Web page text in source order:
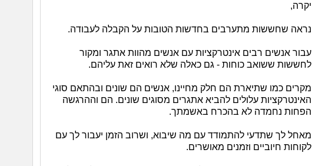
יקרה,
נראה שחששות מתערבים בחדשות הטובות על הקבלה לעבודה.
עבור אנשים רבים אינטרקציות עם אנשים מהוות אתגר ומקור
לחששות ששואב כוחות - גם כאלה שלא רואים זאת עליהם.
מקרים כמו שתיארת הם חלק מחיינו, אנשים הם שונים ובהתאם סוגי
האינטרקציות עלולים להביא אתגרים מסוגים שונים. הם וההרגשה
הפחות נחמדה לא בהכרח באשמתך.
מאחל לך שתדעי להתמודד עם מה שיבוא, ושרוב הזמן יעבור לך עם
לקוחות חיוביים וזמנים מאושרים.